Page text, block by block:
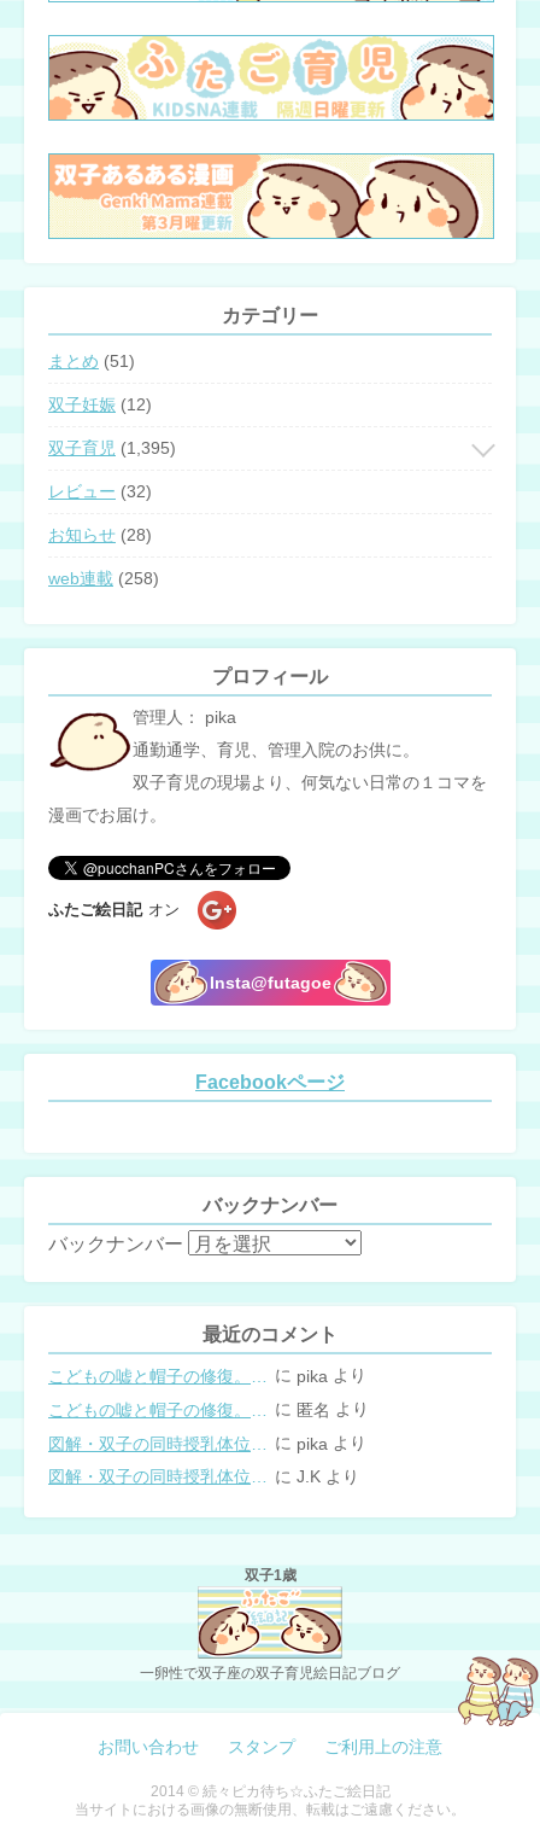
カテゴリー
まとめ (51)
双子妊娠 (12)
双子育児 (1,395)
レビュー (32)
お知らせ (28)
web連載 (258)
プロフィール
管理人： pika
通勤通学、育児、管理入院のお供に。
双子育児の現場より、何気ない日常の１コマを
漫画でお届け。
ふたご絵日記 オン
Insta@futagoe
Facebookページ
バックナンバー
バックナンバー
最近のコメント
に pika より
に 匿名 より
に pika より
図解・双子の同時授乳体位まとめ に J.K より
双子1歳
一卵性で双子座の双子育児絵日記ブログ
お問い合わせ スタンプ ご利用上の注意
2014 © 続々ピカ待ち☆ふたご絵日記
当サイトにおける画像の無断使用、転載はご遠慮ください。